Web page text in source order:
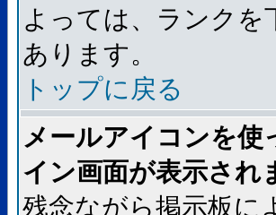
よっては、ランクを
あります。
トップに戻る
メールアイコンを
イン画面が表示され
残念ながら掲示板に